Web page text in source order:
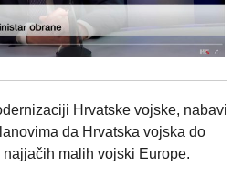
Hrvatske vojske, nabavi
da Hrvatska vojska do
malih vojski Europe.